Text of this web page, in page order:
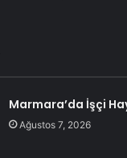
Marmara’da İşçi
Ağustos 7, 2026